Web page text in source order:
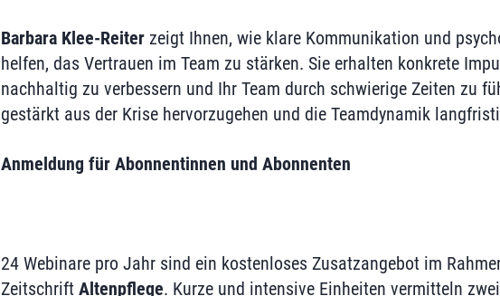
Barbara Klee-Reiterzeigt Ihnen, wie klare Kommunikation und
helfen, das Vertrauen im Team zu stärken. Sie erhalten konkrete
nachhaltig zu verbessern und Ihr Team durch schwierige Zeiten zu
gestärkt aus der Krise hervorzugehen und die Teamdynamik
Anmeldung für Abonnentinnen und Abonnenten
24 Webinare pro Jahr sind ein kostenloses Zusatzangebot im
Zeitschrift Altenpflege. Kurze und intensive Einheiten vermitteln